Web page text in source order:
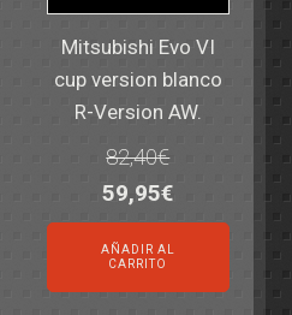
Mitsubishi Evo VI
cup version blanco
R-Version AW.
82,40€
El
precio
original
era:
59,95€El
precio
es:
AÑADIR AL
CARRITO